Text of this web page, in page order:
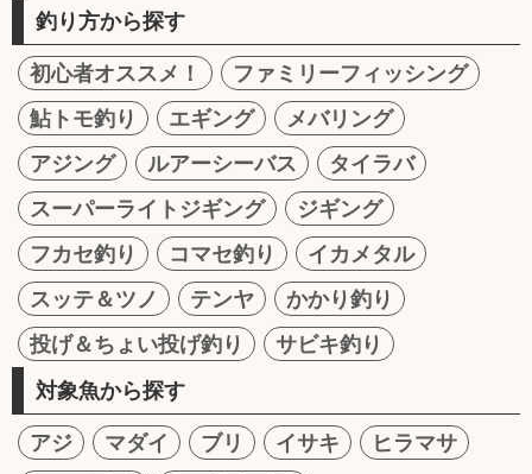
釣り方から探す
初心者オススメ！
ファミリーフィッシング
鮎トモ釣り
エギング
メバリング
アジング
ルアーシーバス
タイラバ
スーパーライトジギング
ジギング
フカセ釣り
コマセ釣り
イカメタル
スッテ＆ツノ
テンヤ
かかり釣り
投げ＆ちょい投げ釣り
サビキ釣り
対象魚から探す
アジ マダイ ブリ イサキ
ヒラマサ